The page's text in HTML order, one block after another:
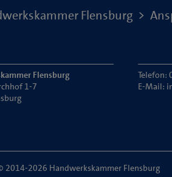
Flensburg
Flensburg
1-7
Telefon:
E-Mail:
2014-2026 Handwerkskammer Flensburg